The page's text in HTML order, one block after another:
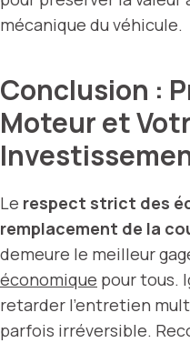
mécanique du véhicule.
Conclusion :
Moteur et
Le respect strict des
remplacement de la
demeure le meilleur
économique pour tous.
retarder l’entretien
parfois irréversible.